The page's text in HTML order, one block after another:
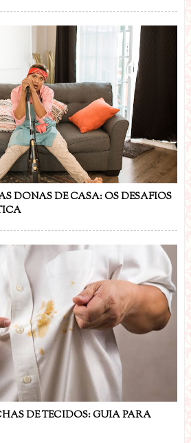
DONAS DE CASA: OS DESAFIOS
DE TECIDOS: GUIA PARA